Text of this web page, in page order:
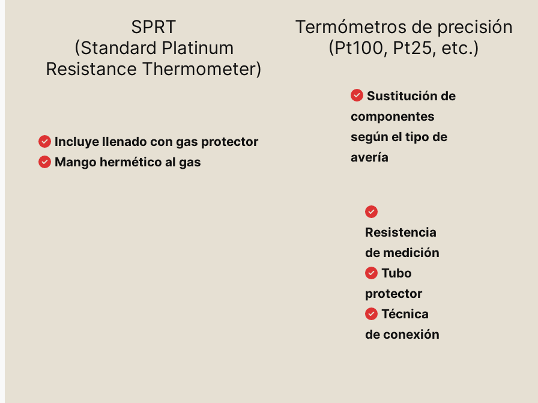
SPRT
(Standard Platinum
Resistance Thermometer)
Incluye llenado con gas protector
Mango hermético al gas
Termómetros de precisión
(Pt100, Pt25, etc.)
Sustitución de
componentes
según el tipo de
avería
Resistencia
de medición
Tubo
protector
Técnica
de conexión